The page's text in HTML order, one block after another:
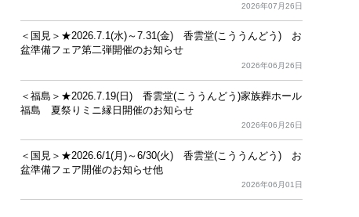
2026年07月26日
＜国見＞★2026.7.1(水)～7.31(金) 香雲堂(こううんどう) お
盆準備フェア第二弾開催のお知らせ
2026年06月26日
＜福島＞★2026.7.19(日) 香雲堂(こううんどう)家族葬ホール
福島 夏祭りミニ縁日開催のお知らせ
2026年06月26日
＜国見＞★2026.6/1(月)～6/30(火) 香雲堂(こううんどう) お
盆準備フェア開催のお知らせ他
2026年06月01日